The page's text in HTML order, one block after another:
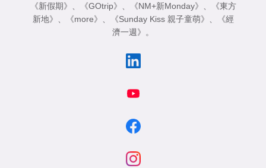
《新假期》
《GOtrip》 《NM+新Monday》
《東方
新地》
《more》 《Sunday Kiss 親子童萌》
《經
濟一週》
。